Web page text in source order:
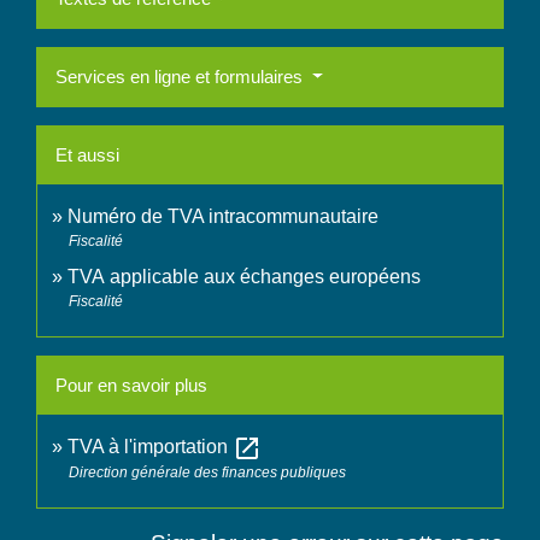
Services en ligne et formulaires
Et aussi
Numéro de TVA intracommunautaire
Fiscalité
TVA applicable aux échanges européens
Fiscalité
Pour en savoir plus
TVA à l'importation open_in_new
Direction générale des finances publiques